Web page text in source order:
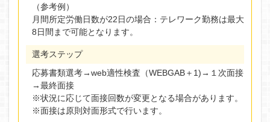
（参考例）
月間所定労働日数が22日の場合：テレワーク勤務は最大
8日間まで可能となります。
選考ステップ
応募書類選考→web適性検査（WEBGAB＋1)→１次面接
→最終面接
※状況に応じて面接回数が変更となる場合があります。
※面接は原則対面形式で行います。